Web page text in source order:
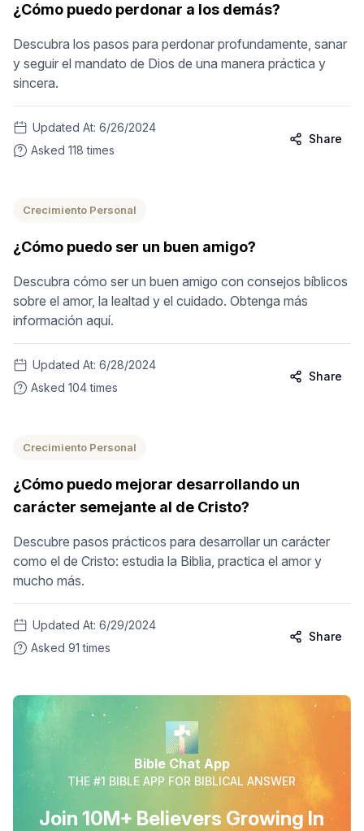
¿Cómo puedo perdonar a los demás?
Descubra los pasos para perdonar profundamente, sanar
y seguir el mandato de Dios de una manera práctica y
sincera.
Updated At: 6/26/2024
Asked 118 times
Share
Crecimiento Personal
¿Cómo puedo ser un buen amigo?
Descubra cómo ser un buen amigo con consejos bíblicos
sobre el amor, la lealtad y el cuidado. Obtenga más
información aquí.
Updated At: 6/28/2024
Asked 104 times
Share
Crecimiento Personal
¿Cómo puedo mejorar desarrollando un
carácter semejante al de Cristo?
Descubre pasos prácticos para desarrollar un carácter
como el de Cristo: estudia la Biblia, practica el amor y
mucho más.
Updated At: 6/29/2024
Asked 91 times
Share
Bible Chat App
THE #1 BIBLE APP FOR BIBLICAL ANSWER
Join 10M+ Believers Growing In